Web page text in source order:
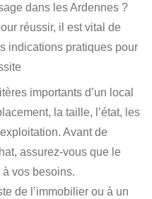
dans les Ardennes ?
réussir, il est vital de
indications pratiques pour
importants d’un local
la taille, l’état, les
Avant de
assurez-vous que le
vos besoins.
de l’immobilier ou à un